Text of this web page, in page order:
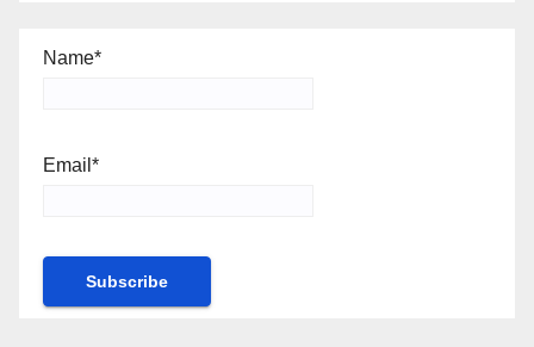
Name*
Email*